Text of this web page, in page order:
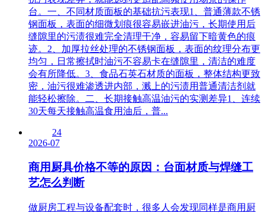
台。一、不同材质面板的基础抗污表现1、普通薄款不锈
钢面板，表面的细微划痕很容易嵌进油污，长期使用后
缝隙里的污渍很难完全清理干净，容易留下暗黄色的痕
迹。2、加厚拉丝处理的不锈钢面板，表面的纹理分布更
均匀，日常擦拭时油污不容易卡在缝隙里，清洁的难度
会有所降低。3、食品石英石材质的面板，整体结构更致
密，油污很难渗透进内部，溅上的污渍用普通清洁剂就
能轻松擦除。二、长期接触高温油污的实测差异1、连续
30天每天接触高温食用油后，普...
24
2026-07
商用厨具价格不等的原因：台面材质与焊缝工
艺怎么判断
做厨房工程与设备配套时，很多人会发现同样是商用厨